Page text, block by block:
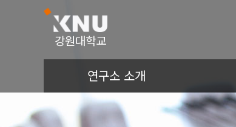
강원대학교
연구소 소개